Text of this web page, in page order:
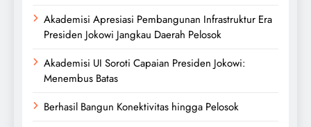
Akademisi Apresiasi Pembangunan Infrastruktur Era
Presiden Jokowi Jangkau Daerah Pelosok
Akademisi UI Soroti Capaian Presiden Jokowi:
Menembus Batas
Berhasil Bangun Konektivitas hingga Pelosok